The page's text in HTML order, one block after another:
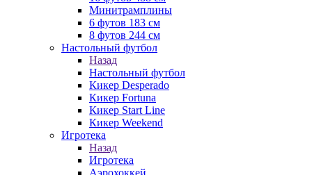
Минитрамплины
6 футов 183 см
8 футов 244 см
Настольный футбол
Назад
Настольный футбол
Кикер Desperado
Кикер Fortuna
Кикер Start Line
Кикер Weekend
Игротека
Назад
Игротека
Аэрохоккей